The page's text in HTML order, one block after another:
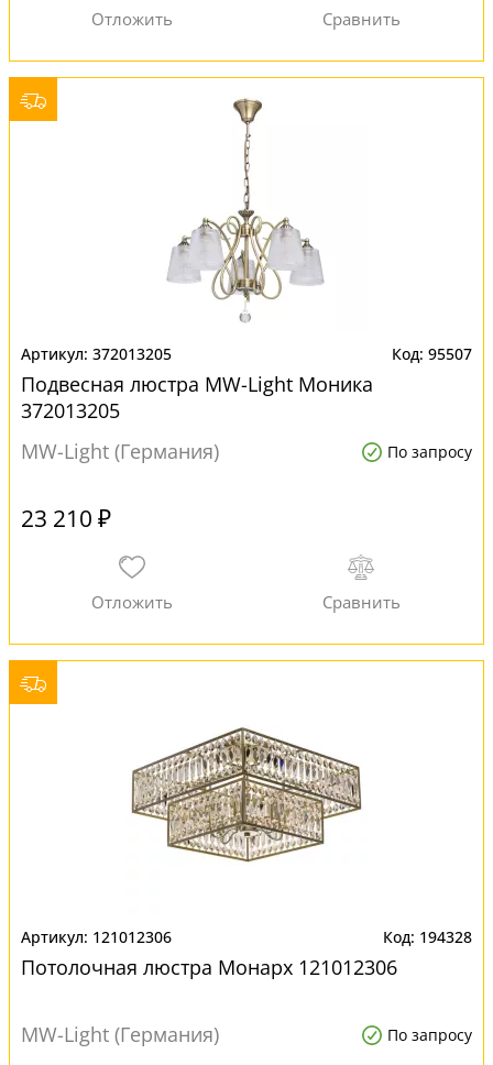
372013205 95507
Подвесная люстра MW-Light Моника
372013205
MW-Light (Германия)
По запросу
23 210 ₽
121012306 194328
Потолочная люстра Монарх 121012306
MW-Light (Германия) По запросу